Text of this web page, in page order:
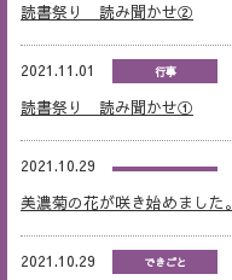
読書祭り 読み聞かせ②
2021.11.01 行事
読書祭り 読み聞かせ①
2021.10.29
美濃菊の花が咲き始めました。
2021.10.29 できごと